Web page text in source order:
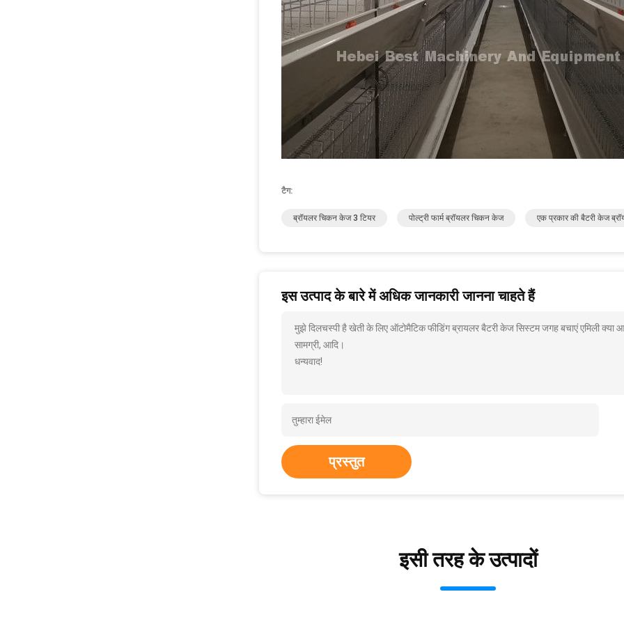
टैग:
ब्रॉयलर चिकन केज 3 टियर पोल्ट्री फार्म ब्रॉयलर चिकन केज एक प्रकार की बैटरी केज
इस उत्पाद के बारे में अधिक जानकारी जानना चाहते हैं
मुझे दिलचस्पी है खेती के लिए ऑटोमैटिक फीडिंग ब्रायलर बैटरी केज सिस्टम जगह बचाएं एमिली
सामग्री, आदि।
धन्यवाद!
प्रस्तुत
इसी तरह के उत्पादों